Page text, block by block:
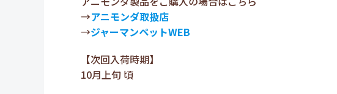
→アニモンダ取扱店
→ジャーマンペットWEB
【次回入荷時期】
10月上旬 頃